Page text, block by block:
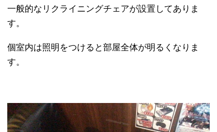
一般的なリクライニングチェアが設置してありま
す。
個室内は照明をつけると部屋全体が明るくなりま
す。